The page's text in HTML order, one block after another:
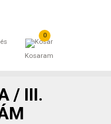
0
Kosaram
/ III.